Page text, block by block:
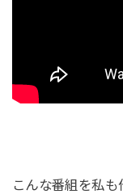
こんな番組を私